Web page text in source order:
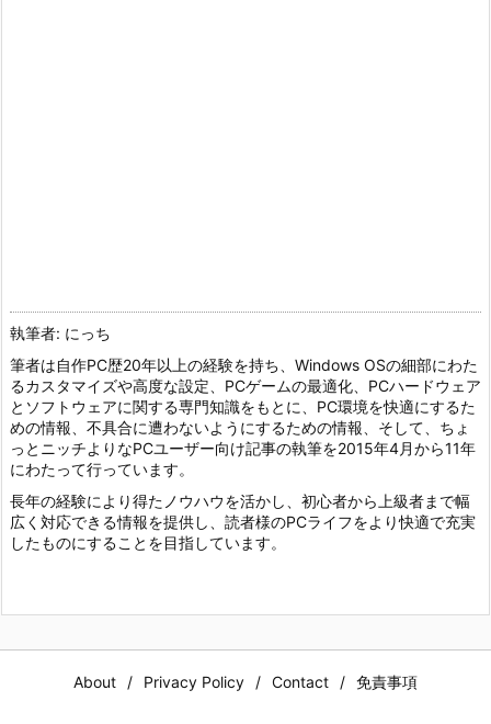
執筆者: にっち
筆者は自作PC歴20年以上の経験を持ち、Windows OSの細部にわた
るカスタマイズや高度な設定、PCゲームの最適化、PCハードウェア
とソフトウェアに関する専門知識をもとに、PC環境を快適にするた
めの情報、不具合に遭わないようにするための情報、そして、ちょ
っとニッチよりなPCユーザー向け記事の執筆を2015年4月から11年
にわたって行っています。
長年の経験により得たノウハウを活かし、初心者から上級者まで幅
広く対応できる情報を提供し、読者様のPCライフをより快適で充実
したものにすることを目指しています。
About Privacy Policy Contact 免責事項